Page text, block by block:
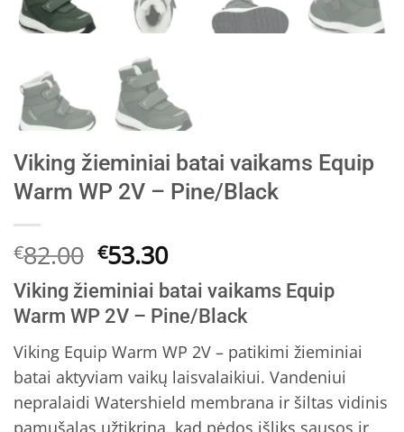
Viking žieminiai batai vaikams Equip
Warm WP 2V – Pine/Black
€82.00 Original
price
was:
€82.00.
€53.30Current
price
is:
€53.30.
Viking žieminiai batai vaikams Equip
Warm WP 2V – Pine/Black
Viking Equip Warm WP 2V – patikimi žieminiai
batai aktyviam vaikų laisvalaikiui. Vandeniui
nepralaidi Watershield membrana ir šiltas vidinis
pamušalas užtikrina, kad pėdos išliks sausos ir